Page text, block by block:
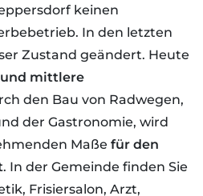
keinen
In den letzten
Zustand geändert. Heute
mittlere
den Bau von Radwegen,
der Gastronomie, wird
Maße für den
. In der Gemeinde finden Sie
Frisiersalon, Arzt,